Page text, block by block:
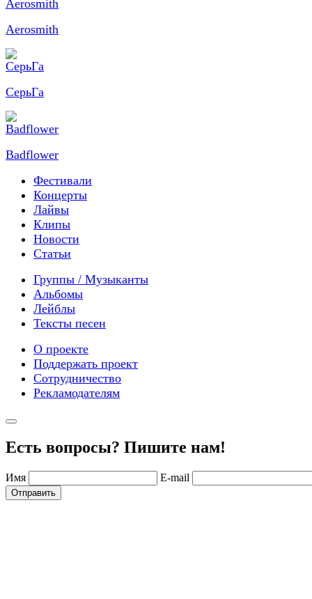
Aerosmith
СерьГа
Badflower
Фестивали
Концерты
Лайвы
Клипы
Новости
Статьи
Группы / Музыканты
Альбомы
Лейблы
Тексты песен
О проекте
Поддержать проект
Сотрудничество
Рекламодателям
Есть вопросы? Пишите нам!
Имя E-mail